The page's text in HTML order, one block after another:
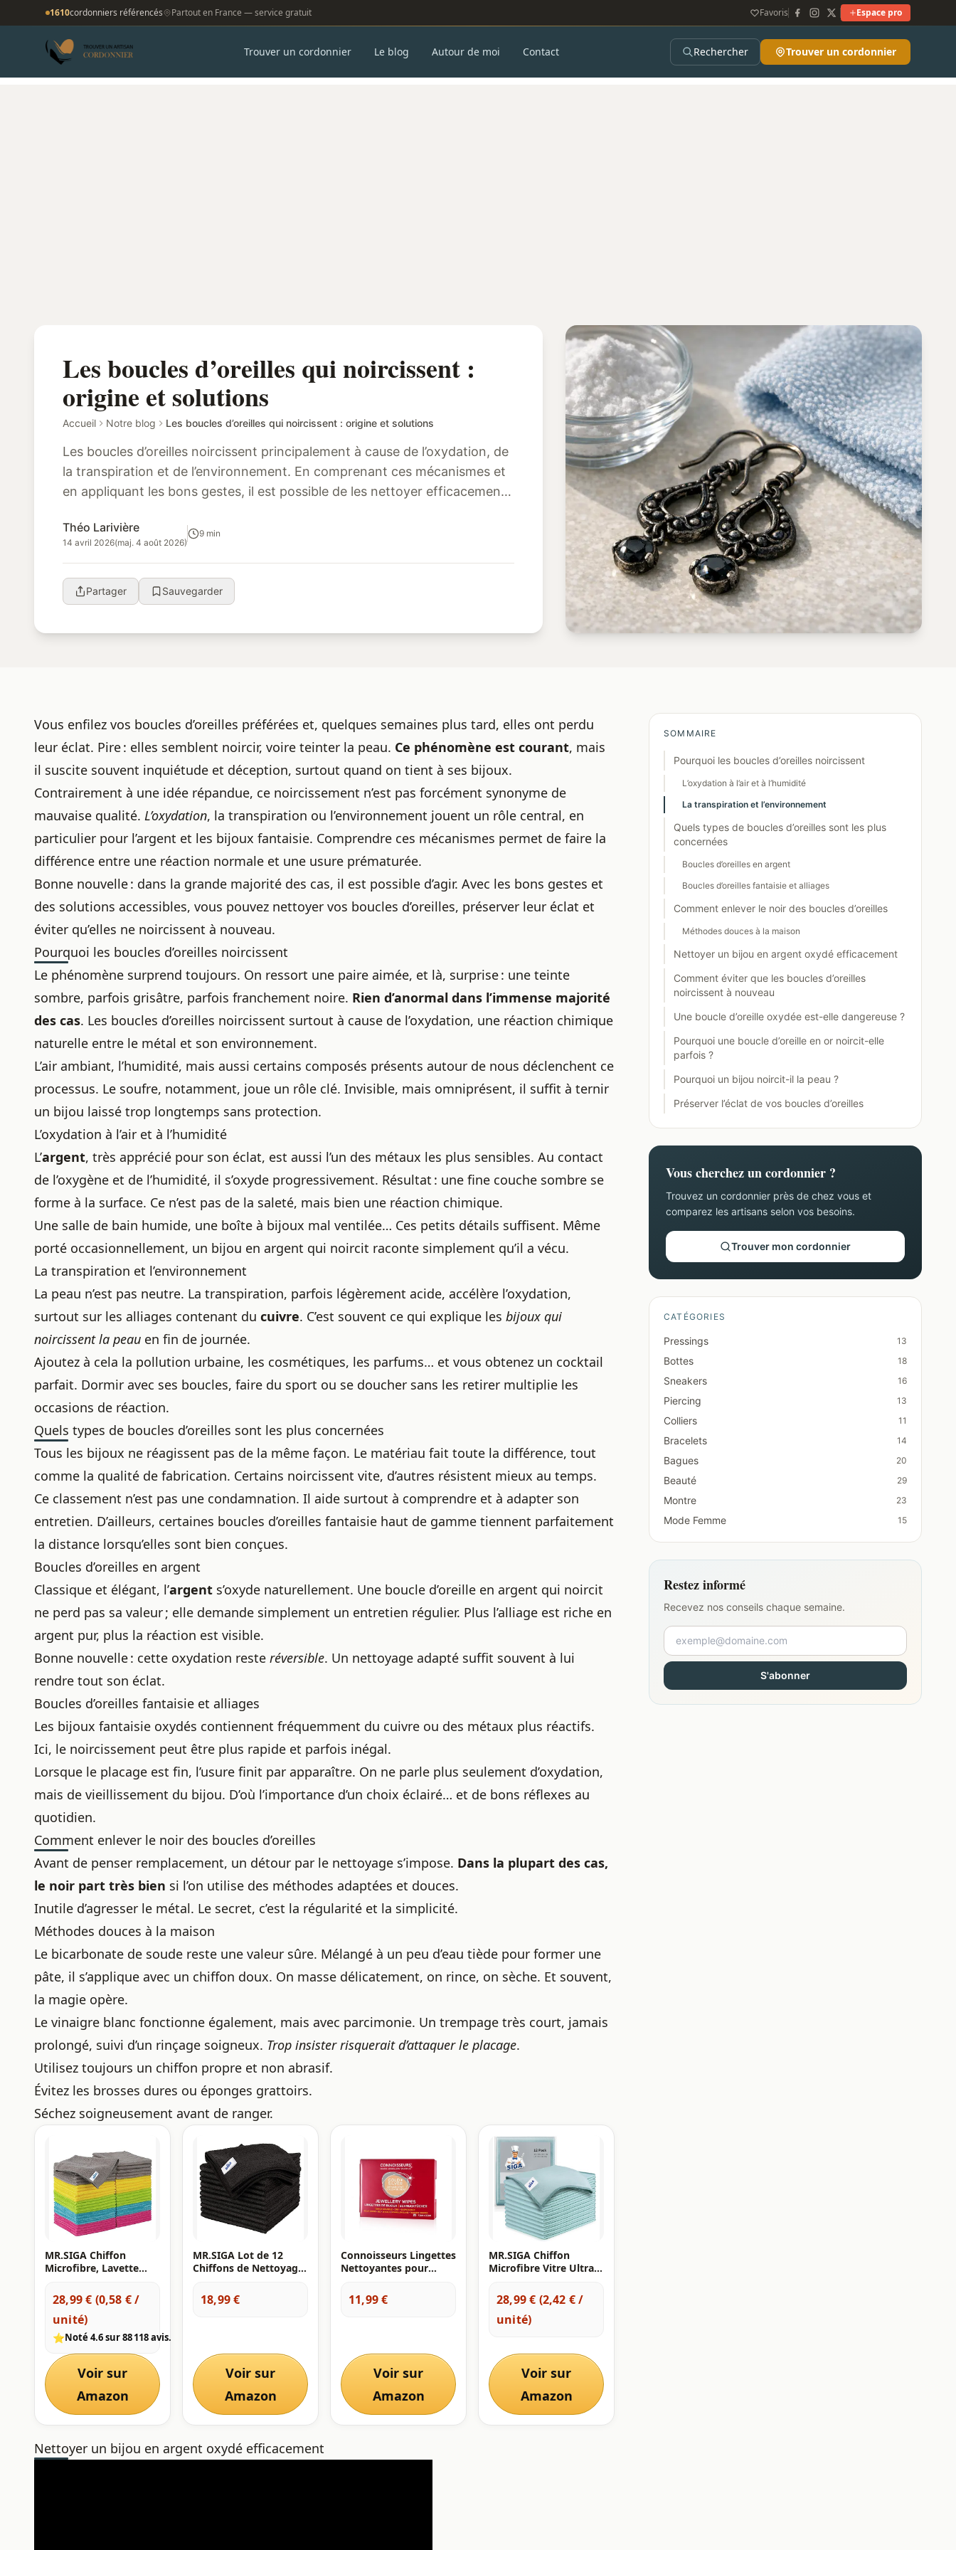
1610cordonniers référencés Partout en France — service gratuit Favoris Espace pro
Trouver un cordonnier Le blog Autour de moi Contact Rechercher Trouver un cordonnier
Les boucles d’oreilles qui noircissent :
origine et solutions
Accueil Notre blog Les boucles d’oreilles qui noircissent : origine et solutions
Les boucles d’oreilles noircissent principalement à cause de l’oxydation, de
la transpiration et de l’environnement. En comprenant ces mécanismes et
en appliquant les bons gestes, il est possible de les nettoyer efficacement
Théo Larivière
14 avril 2026(maj. 4 août 2026)
9 min
Partager Sauvegarder
Vous enfilez vos boucles d’oreilles préférées et, quelques semaines plus tard, elles ont perdu
leur éclat. Pire : elles semblent noircir, voire teinter la peau. Ce phénomène est courant, mais
il suscite souvent inquiétude et déception, surtout quand on tient à ses bijoux.
Contrairement à une idée répandue, ce noircissement n’est pas forcément synonyme de
mauvaise qualité. L’oxydation, la transpiration ou l’environnement jouent un rôle central, en
particulier pour l’argent et les bijoux fantaisie. Comprendre ces mécanismes permet de faire la
différence entre une réaction normale et une usure prématurée.
Bonne nouvelle : dans la grande majorité des cas, il est possible d’agir. Avec les bons gestes et
des solutions accessibles, vous pouvez nettoyer vos boucles d’oreilles, préserver leur éclat et
éviter qu’elles ne noircissent à nouveau.
Pourquoi les boucles d’oreilles noircissent
Le phénomène surprend toujours. On ressort une paire aimée, et là, surprise : une teinte
sombre, parfois grisâtre, parfois franchement noire. Rien d’anormal dans l’immense majorité
des cas. Les boucles d’oreilles noircissent surtout à cause de l’oxydation, une réaction chimique
naturelle entre le métal et son environnement.
L’air ambiant, l’humidité, mais aussi certains composés présents autour de nous déclenchent ce
processus. Le soufre, notamment, joue un rôle clé. Invisible, mais omniprésent, il suffit à ternir
un bijou laissé trop longtemps sans protection.
L’oxydation à l’air et à l’humidité
L’argent, très apprécié pour son éclat, est aussi l’un des métaux les plus sensibles. Au contact
de l’oxygène et de l’humidité, il s’oxyde progressivement. Résultat : une fine couche sombre se
forme à la surface. Ce n’est pas de la saleté, mais bien une réaction chimique.
Une salle de bain humide, une boîte à bijoux mal ventilée… Ces petits détails suffisent. Même
porté occasionnellement, un bijou en argent qui noircit raconte simplement qu’il a vécu.
La transpiration et l’environnement
La peau n’est pas neutre. La transpiration, parfois légèrement acide, accélère l’oxydation,
surtout sur les alliages contenant du cuivre. C’est souvent ce qui explique les bijoux qui
noircissent la peau en fin de journée.
Ajoutez à cela la pollution urbaine, les cosmétiques, les parfums… et vous obtenez un cocktail
parfait. Dormir avec ses boucles, faire du sport ou se doucher sans les retirer multiplie les
occasions de réaction.
Quels types de boucles d’oreilles sont les plus concernées
Tous les bijoux ne réagissent pas de la même façon. Le matériau fait toute la différence, tout
comme la qualité de fabrication. Certains noircissent vite, d’autres résistent mieux au temps.
Ce classement n’est pas une condamnation. Il aide surtout à comprendre et à adapter son
entretien. D’ailleurs, certaines boucles d’oreilles fantaisie haut de gamme tiennent parfaitement
la distance lorsqu’elles sont bien conçues.
Boucles d’oreilles en argent
Classique et élégant, l’argent s’oxyde naturellement. Une boucle d’oreille en argent qui noircit
ne perd pas sa valeur ; elle demande simplement un entretien régulier. Plus l’alliage est riche en
argent pur, plus la réaction est visible.
Bonne nouvelle : cette oxydation reste réversible. Un nettoyage adapté suffit souvent à lui
rendre tout son éclat.
Boucles d’oreilles fantaisie et alliages
Les bijoux fantaisie oxydés contiennent fréquemment du cuivre ou des métaux plus réactifs.
Ici, le noircissement peut être plus rapide et parfois inégal.
Lorsque le placage est fin, l’usure finit par apparaître. On ne parle plus seulement d’oxydation,
mais de vieillissement du bijou. D’où l’importance d’un choix éclairé… et de bons réflexes au
quotidien.
Comment enlever le noir des boucles d’oreilles
Avant de penser remplacement, un détour par le nettoyage s’impose. Dans la plupart des cas,
le noir part très bien si l’on utilise des méthodes adaptées et douces.
Inutile d’agresser le métal. Le secret, c’est la régularité et la simplicité.
Méthodes douces à la maison
Le bicarbonate de soude reste une valeur sûre. Mélangé à un peu d’eau tiède pour former une
pâte, il s’applique avec un chiffon doux. On masse délicatement, on rince, on sèche. Et souvent,
la magie opère.
Le vinaigre blanc fonctionne également, mais avec parcimonie. Un trempage très court, jamais
prolongé, suivi d’un rinçage soigneux. Trop insister risquerait d’attaquer le placage.
Utilisez toujours un chiffon propre et non abrasif.
Évitez les brosses dures ou éponges grattoirs.
Séchez soigneusement avant de ranger.
MR.SIGA Chiffon
Microfibre, Lavette
Tout Usage, Lot de 50,
Taille 30 x 30 cm
28,99 € (0,58 € /
unité)
⭐Noté 4.6 sur 88 118 avis.
Voir sur
Amazon
MR.SIGA Lot de 12
Chiffons de Nettoyage,
Microfibre Tout Usage,
Torchon de Nettoyage,
18,99 €
Voir sur
Amazon
Connoisseurs Lingettes
Nettoyantes pour
pour Argent Or
Argenterie - Pour
11,99 €
Voir sur
Amazon
MR.SIGA Chiffon
Microfibre Vitre Ultra
Chiffon Vitre sans
Trace Lavable à
Machine, Lot de 12,
28,99 € (2,42 € /
unité)
Voir sur
Amazon
Nettoyer un bijou en argent oxydé efficacement
SOMMAIRE
Pourquoi les boucles d’oreilles noircissent
L’oxydation à l’air et à l’humidité
La transpiration et l’environnement
Quels types de boucles d’oreilles sont les plus
concernées
Boucles d’oreilles en argent
Boucles d’oreilles fantaisie et alliages
Comment enlever le noir des boucles d’oreilles
Méthodes douces à la maison
Nettoyer un bijou en argent oxydé efficacement
Comment éviter que les boucles d’oreilles
noircissent à nouveau
Une boucle d’oreille oxydée est-elle dangereuse ?
Pourquoi une boucle d’oreille en or noircit-elle
parfois ?
Pourquoi un bijou noircit-il la peau ?
Préserver l’éclat de vos boucles d’oreilles
Vous cherchez un cordonnier ?
Trouvez un cordonnier près de chez vous et
comparez les artisans selon vos besoins.
Trouver mon cordonnier
CATÉGORIES
Pressings 13
Bottes 18
Sneakers 16
Piercing 13
Colliers 11
Bracelets 14
Bagues 20
Beauté 29
Montre 23
Mode Femme 15
Restez informé
Recevez nos conseils chaque semaine.
S'abonner